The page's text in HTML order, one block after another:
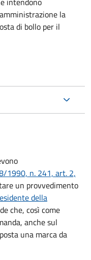
la
di bollo per il
1990, n. 241, art. 2,
un provvedimento
della
che, così come
anche sul
una marca da